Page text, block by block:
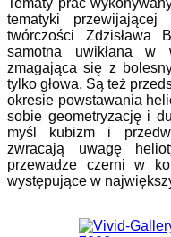
tematyki
twórczości Zdzisława
samotna uwikłana w
zmagająca się z
tylko głowa. Są też
okresie powstawania
sobie geometryzację i
myśl kubizm i
zwracają uwagę
przewadze czerni w
występujące w